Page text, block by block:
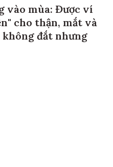
vào mùa: Được ví
cho thận, mắt và
không đắt nhưng